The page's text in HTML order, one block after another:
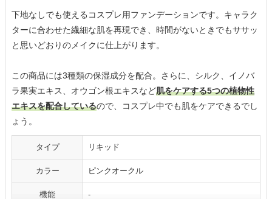
下地なしでも使えるコスプレ用ファンデーションです。キャラク
ターに合わせた繊細な肌を再現でき、時間がないときでもササッ
と思いどおりのメイクに仕上がります。
この商品には3種類の保湿成分を配合。さらに、シルク、イノバ
ラ果実エキス、オウゴン根エキスなど肌をケアする5つの植物性
エキスを配合しているので、コスプレ中でも肌をケアできるでし
ょう。
タイプ リキッド
カラー ピンクオークル
機能 -